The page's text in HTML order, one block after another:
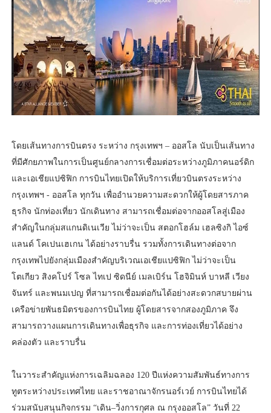
โดยเส้นทางการบินตรง ระหว่าง กรุงเทพฯ – ออสโล นับเป็นเส้นทาง
ที่มีศักยภาพในการเป็นศูนย์กลางการเชื่อมต่อระหว่างภูมิภาคนอร์ดิก
และเอเชียแปซิฟิก การบินไทยเปิดให้บริการเที่ยวบินตรงระหว่าง
กรุงเทพฯ - ออสโล ทุกวัน เพื่ออำนวยความสะดวกให้ผู้โดยสารภาค
ธุรกิจ นักท่องเที่ยว นักเดินทาง สามารถเชื่อมต่อจากออสโลสู่เมือง
สำคัญในกลุ่มสแกนดิเนเวีย ไม่ว่าจะเป็น สตอกโฮล์ม เฮลซิงกิ ไอซ์
แลนด์ โคเปนเฮเกน ได้อย่างราบรื่น รวมทั้งการเดินทางต่อจาก
กรุงเทพไปยังกลุ่มเมืองสำคัญบริเวณเอเชียแปซิฟิก ไม่ว่าจะเป็น
โตเกียว สิงคโปร์ โซล ไทเป ซิดนีย์ เมลเบิร์น โฮจิมินห์ บาหลี เวียง
จันทร์ และพนมเปญ ที่สามารถเชื่อมต่อกันได้อย่างสะดวกสบายผ่าน
เครือข่ายพันธมิตรของการบินไทย ผู้โดยสารจากสองภูมิภาค จึง
สามารถวางแผนการเดินทางเพื่อธุรกิจ และการท่องเที่ยวได้อย่าง
คล่องตัว และราบรื่น
ในวาระสำคัญแห่งการเฉลิมฉลอง 120 ปีแห่งความสัมพันธ์ทางการ
ทูตระหว่างประเทศไทย และราชอาณาจักรนอร์เวย์ การบินไทยได้
ร่วมสนับสนุนกิจกรรม “เดิน–วิ่งการกุศล ณ กรุงออสโล” วันที่ 22